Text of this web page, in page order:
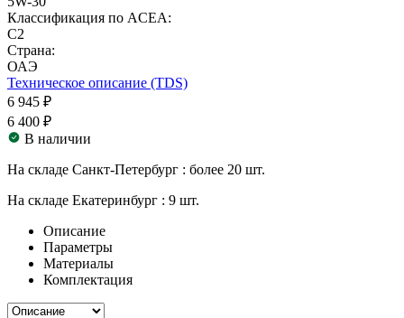
Классификация по ACEA:
C2
Страна:
ОАЭ
Техническое описание (TDS)
6 945 ₽
6 400 ₽
В наличии
На складе Санкт-Петербург : более 20 шт.
На складе Екатеринбург : 9 шт.
Описание
Параметры
Материалы
Комплектация